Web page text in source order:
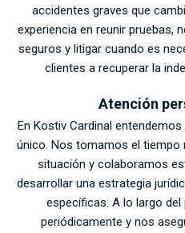
accidentes graves que
experiencia en reunir pruebas,
seguros y litigar cuando es
clientes a recuperar la
Atención
En Kostiv Cardinal
único. Nos tomamos el tiempo
situación y colaboramos
desarrollar una estrategia
específicas. A lo largo
periódicamente y nos